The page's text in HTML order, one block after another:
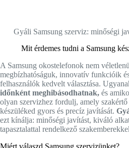
Gyáli Samsung szerviz: minőségi
Mit érdemes tudni a Samsung
A Samsung okostelefonok nem
megbízhatóságuk, innovatív funkcióik
felhasználók kedvelt választása.
időnként meghibásodhatnak, és
olyan szervizhez fordulj, amely
készüléked gyors és precíz javítását.
ezt kínálja: minőségi javítást, kiváló
tapasztalattal rendelkező
Miért válaszd Samsung szervizünket?